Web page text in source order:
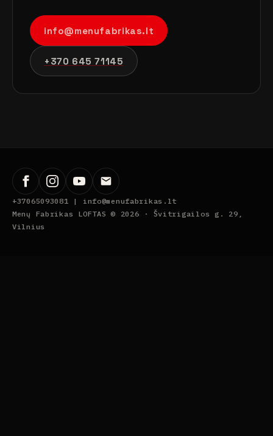
info@menufabrikas.lt
+370 645 71145
+37065093081 | info@menufabrikas.lt
Menų Fabrikas LOFTAS © 2026 · Švitrigailos g. 29,
Vilnius